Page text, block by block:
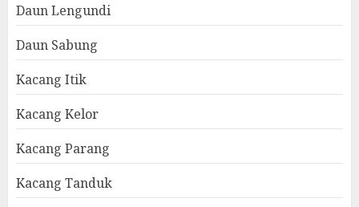
Daun Lengundi
Daun Sabung
Kacang Itik
Kacang Kelor
Kacang Parang
Kacang Tanduk